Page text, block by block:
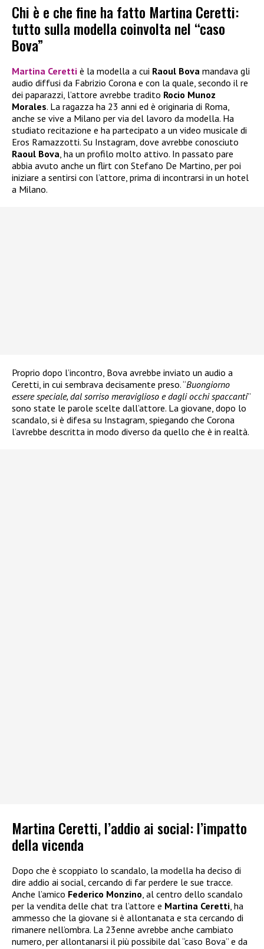
Chi è e che fine ha fatto Martina Ceretti:
tutto sulla modella coinvolta nel “caso
Bova”
Martina Ceretti è la modella a cui Raoul Bova mandava gli
audio diffusi da Fabrizio Corona e con la quale, secondo il re
dei paparazzi, l’attore avrebbe tradito Rocio Munoz
Morales. La ragazza ha 23 anni ed è originaria di Roma,
anche se vive a Milano per via del lavoro da modella. Ha
studiato recitazione e ha partecipato a un video musicale di
Eros Ramazzotti. Su Instagram, dove avrebbe conosciuto
Raoul Bova , ha un profilo molto attivo. In passato pare
abbia avuto anche un flirt con Stefano De Martino, per poi
iniziare a sentirsi con l’attore, prima di incontrarsi in un hotel
a Milano.
Proprio dopo l’incontro, Bova avrebbe inviato un audio a
Ceretti, in cui sembrava decisamente preso. “Buongiorno
essere speciale, dal sorriso meraviglioso e dagli occhi spaccanti”
sono state le parole scelte dall’attore. La giovane, dopo lo
scandalo, si è difesa su Instagram, spiegando che Corona
l’avrebbe descritta in modo diverso da quello che è in realtà.
Martina Ceretti, l’addio ai social: l’impatto
della vicenda
Dopo che è scoppiato lo scandalo, la modella ha deciso di
dire addio ai social, cercando di far perdere le sue tracce.
Anche l’amico Federico Monzino, al centro dello scandalo
per la vendita delle chat tra l’attore e Martina Ceretti, ha
ammesso che la giovane si è allontanata e sta cercando di
rimanere nell’ombra. La 23enne avrebbe anche cambiato
numero, per allontanarsi il più possibile dal “caso Bova” e da